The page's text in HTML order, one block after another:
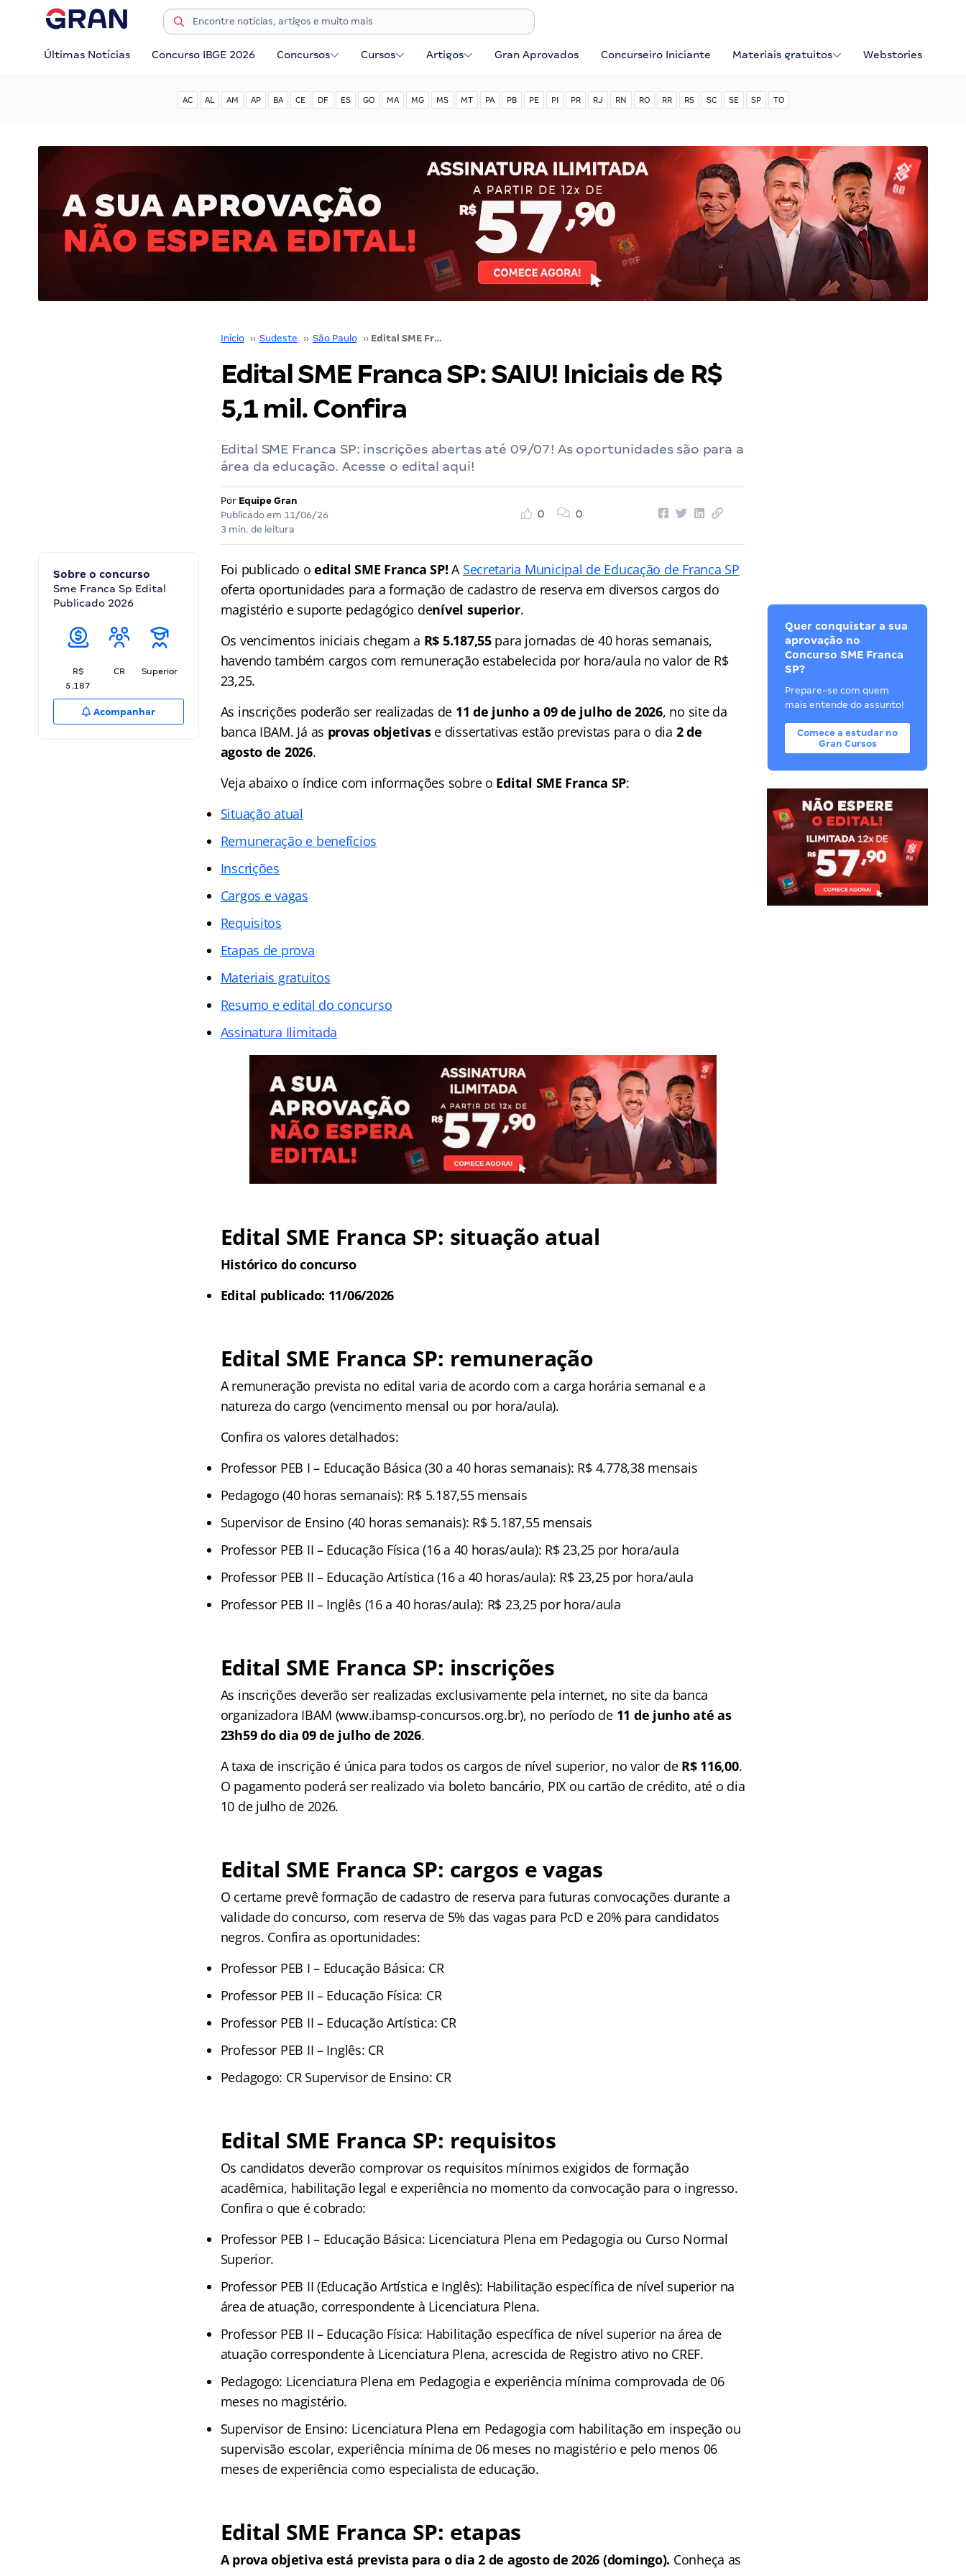
Últimas Notícias Concurso IBGE 2026 Concursos Cursos Artigos Gran Aprovados Concurseiro Iniciante Materiais gratuitos Webstories
AC AL AM AP BA CE DF ES GO MA MG MS MT PA PB PE PI PR RJ RN RO RR RS SC SE SP TO
Início ›› Sudeste ›› São Paulo ›› Edital SME Franca SP: SAIU! Iniciais de R$ 5,1 mil. Confira
Edital SME Franca SP: SAIU! Iniciais de R$
5,1 mil. Confira
Edital SME Franca SP: inscrições abertas até 09/07! As oportunidades são para a
área da educação. Acesse o edital aqui!
Por Equipe Gran
Publicado em 11/06/26
3 min. de leitura
0 0
Sobre o concurso
Sme Franca Sp Edital
Publicado 2026
R$
5.187
CR Superior
Acompanhar
Foi publicado oedital SME Franca SP! A Secretaria Municipal de Educação de Franca SP
oferta oportunidades para a formação de cadastro de reserva em diversos cargos do
magistério e suporte pedagógico denível superior.
Os vencimentos iniciais chegam a R$ 5.187,55para jornadas de 40 horas semanais,
havendo também cargos com remuneração estabelecida por hora/aula no valor de R$
23,25.
As inscrições poderão ser realizadas de 11 de junho a 09 de julho de 2026, no site da
banca IBAM. Já as provas objetivas e dissertativas estão previstas para o dia 2 de
agosto de 2026.
Veja abaixo o índice com informações sobre o Edital SME Franca SP:
Situação atual
Remuneração e benefícios
Inscrições
Cargos e vagas
Requisitos
Etapas de prova
Materiais gratuitos
Resumo e edital do concurso
Assinatura Ilimitada
Edital SME Franca SP: situação atual
Histórico do concurso
Edital publicado: 11/06/2026
Edital SME Franca SP: remuneração
A remuneração prevista no edital varia de acordo com a carga horária semanal e a
natureza do cargo (vencimento mensal ou por hora/aula).
Confira os valores detalhados:
Professor PEB I – Educação Básica (30 a 40 horas semanais): R$ 4.778,38 mensais
Pedagogo (40 horas semanais): R$ 5.187,55 mensais
Supervisor de Ensino (40 horas semanais): R$ 5.187,55 mensais
Professor PEB II – Educação Física (16 a 40 horas/aula): R$ 23,25 por hora/aula
Professor PEB II – Educação Artística (16 a 40 horas/aula): R$ 23,25 por hora/aula
Professor PEB II – Inglês (16 a 40 horas/aula): R$ 23,25 por hora/aula
Edital SME Franca SP: inscrições
As inscrições deverão ser realizadas exclusivamente pela internet, no site da banca
organizadora IBAM (www.ibamsp-concursos.org.br), no período de 11 de junho até as
23h59 do dia 09 de julho de 2026.
A taxa de inscrição é única para todos os cargos de nível superior, no valor de R$ 116,00.
O pagamento poderá ser realizado via boleto bancário, PIX ou cartão de crédito, até o dia
10 de julho de 2026.
Edital SME Franca SP: cargos e vagas
O certame prevê formação de cadastro de reserva para futuras convocações durante a
validade do concurso, com reserva de 5% das vagas para PcD e 20% para candidatos
negros. Confira as oportunidades:
Professor PEB I – Educação Básica: CR
Professor PEB II – Educação Física: CR
Professor PEB II – Educação Artística: CR
Professor PEB II – Inglês: CR
Pedagogo: CR Supervisor de Ensino: CR
Edital SME Franca SP: requisitos
Os candidatos deverão comprovar os requisitos mínimos exigidos de formação
acadêmica, habilitação legal e experiência no momento da convocação para o ingresso.
Confira o que é cobrado:
Professor PEB I – Educação Básica: Licenciatura Plena em Pedagogia ou Curso Normal
Superior.
Professor PEB II (Educação Artística e Inglês): Habilitação específica de nível superior na
área de atuação, correspondente à Licenciatura Plena.
Professor PEB II – Educação Física: Habilitação específica de nível superior na área de
atuação correspondente à Licenciatura Plena, acrescida de Registro ativo no CREF.
Pedagogo: Licenciatura Plena em Pedagogia e experiência mínima comprovada de 06
meses no magistério.
Supervisor de Ensino: Licenciatura Plena em Pedagogia com habilitação em inspeção ou
supervisão escolar, experiência mínima de 06 meses no magistério e pelo menos 06
meses de experiência como especialista de educação.
Edital SME Franca SP: etapas
A prova objetiva está prevista para o dia2 de agosto de 2026 (domingo). Conheça as
Quer conquistar a sua
aprovação no
Concurso SME Franca
SP?
Prepare-se com quem
mais entende do assunto!
Comece a estudar no
Gran Cursos